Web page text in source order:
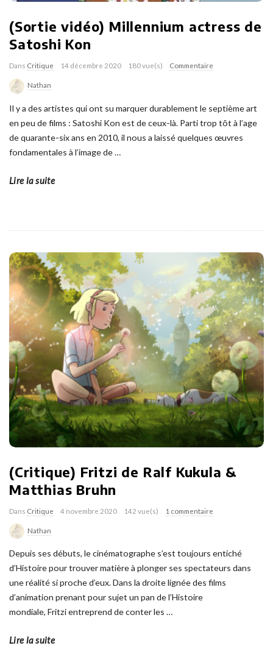
(Sortie vidéo) Millennium actress de
Satoshi Kon
Dans Critique 14 décembre 2020 180 vue(s) Commentaire
Nathan
Il y a des artistes qui ont su marquer durablement le septième art
en peu de films : Satoshi Kon est de ceux-là. Parti trop tôt à l’age
de quarante-six ans en 2010, il nous a laissé quelques œuvres
fondamentales à l’image de…
Lire la suite
(Critique) Fritzi de Ralf Kukula &
Matthias Bruhn
Dans Critique 4 novembre 2020 142 vue(s) 1 commentaire
Nathan
Depuis ses débuts, le cinématographe s’est toujours entiché
d’Histoire pour trouver matière à plonger ses spectateurs dans
une réalité si proche d’eux. Dans la droite lignée des films
d’animation prenant pour sujet un pan de l’Histoire
mondiale, Fritzi entreprend de conter les …
Lire la suite